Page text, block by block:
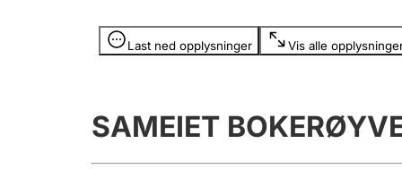
Last ned opplysninger Vis alle
Opplysninger er skjult
SAMEIET